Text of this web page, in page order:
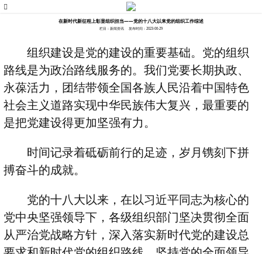
在新时代新征程上彰显组织担当——党的十八大以来党的组织工作综述
栏目：新闻资讯 发布时间：2023-06-29
组织建设是党的建设的重要基础。党的组织
路线是为政治路线服务的。我们党要长期执政、
永葆活力，团结带领全国各族人民沿着中国特色
社会主义道路实现中华民族伟大复兴，最重要的
是把党建设得更加坚强有力。
时间记录着砥砺前行的足迹，岁月镌刻下拼
搏奋斗的成就。
党的十八大以来，在以习近平同志为核心的
党中央坚强领导下，各级组织部门坚决贯彻全面
从严治党战略方针，深入落实新时代党的建设总